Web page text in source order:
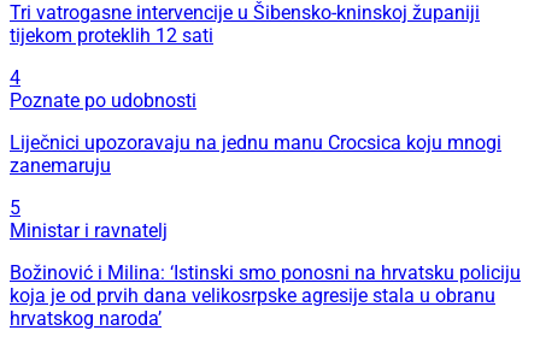
Tri vatrogasne intervencije u Šibensko-kninskoj županiji
tijekom proteklih 12 sati
4
Poznate po udobnosti
Liječnici upozoravaju na jednu manu Crocsica koju mnogi
zanemaruju
5
Ministar i ravnatelj
Božinović i Milina: ‘Istinski smo ponosni na hrvatsku policiju
koja je od prvih dana velikosrpske agresije stala u obranu
hrvatskog naroda’